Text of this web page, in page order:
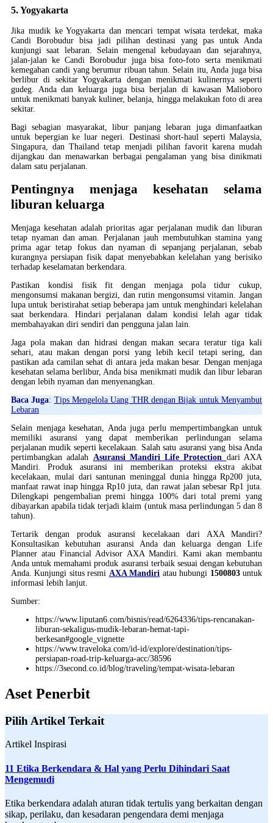
5. Yogyakarta
Jika mudik ke Yogyakarta dan mencari tempat wisata terdekat, maka
Candi Borobudur bisa jadi pilihan destinasi yang pas untuk Anda
kunjungi saat lebaran. Selain mengenal kebudayaan dan sejarahnya,
jalan-jalan ke Candi Borobudur juga bisa foto-foto serta menikmati
kemegahan candi yang berumur ribuan tahun. Selain itu, Anda juga bisa
berlibur di sekitar Yogyakarta dengan menikmati kulinernya seperti
gudeg. Anda dan keluarga juga bisa berjalan di kawasan Malioboro
untuk menikmati banyak kuliner, belanja, hingga melakukan foto di area
sekitar.
Bagi sebagian masyarakat, libur panjang lebaran juga dimanfaatkan
untuk bepergian ke luar negeri. Destinasi short-haul seperti Malaysia,
Singapura, dan Thailand tetap menjadi pilihan favorit karena mudah
dijangkau dan menawarkan berbagai pengalaman yang bisa dinikmati
dalam satu perjalanan.
Pentingnya menjaga kesehatan selama
liburan keluarga
Menjaga kesehatan adalah prioritas agar perjalanan mudik dan liburan
tetap nyaman dan aman. Perjalanan jauh membutuhkan stamina yang
prima agar tetap fokus dan nyaman di sepanjang perjalanan, sebab
kurangnya persiapan fisik dapat menyebabkan kelelahan yang berisiko
terhadap keselamatan berkendara.
Pastikan kondisi fisik fit dengan menjaga pola tidur cukup,
mengonsumsi makanan bergizi, dan rutin mengonsumsi vitamin. Jangan
lupa untuk beristirahat setiap beberapa jam untuk menghindari kelelahan
saat berkendara. Hindari perjalanan dalam kondisi lelah agar tidak
membahayakan diri sendiri dan pengguna jalan lain.
Jaga pola makan dan hidrasi dengan makan secara teratur tiga kali
sehari, atau makan dengan porsi yang lebih kecil tetapi sering, dan
pastikan ada camilan sehat di antara jeda makan besar. Dengan menjaga
kesehatan selama berlibur, Anda bisa menikmati mudik dan libur lebaran
dengan lebih nyaman dan menyenangkan.
Baca Juga: Tips Mengelola Uang THR dengan Bijak untuk Menyambut
Lebaran
Selain menjaga kesehatan, Anda juga perlu mempertimbangkan untuk
memiliki asuransi yang dapat memberikan perlindungan selama
perjalanan mudik seperti kecelakaan. Salah satu asuransi yang bisa Anda
pertimbangkan adalah Asuransi Mandiri Life Protection dari AXA
Mandiri. Produk asuransi ini memberikan proteksi ekstra akibat
kecelakaan, mulai dari santunan meninggal dunia hingga Rp200 juta,
manfaat rawat inap hingga Rp10 juta, dan rawat jalan sebesar Rp1 juta.
Dilengkapi pengembalian premi hingga 100% dari total premi yang
dibayarkan apabila tidak terjadi klaim (untuk masa perlindungan 5 dan 8
tahun).
Tertarik dengan produk asuransi kecelakaan dari AXA Mandiri?
Konsultasikan kebutuhan asuransi Anda dan keluarga dengan Life
Planner atau Financial Advisor AXA Mandiri. Kami akan membantu
Anda untuk memahami produk asuransi terbaik sesuai dengan kebutuhan
Anda. Kunjungi situs resmi AXA Mandiri atau hubungi 1500803untuk
informasi lebih lanjut.
Sumber:
https://www.liputan6.com/bisnis/read/6264336/tips-rencanakan-
liburan-sekaligus-mudik-lebaran-hemat-tapi-
berkesan#google_vignette
https://www.traveloka.com/id-id/explore/destination/tips-
persiapan-road-trip-keluarga-acc/38596
https://3second.co.id/blog/traveling/tempat-wisata-lebaran
Aset Penerbit
Pilih Artikel Terkait
Artikel Inspirasi
11 Etika Berkendara & Hal yang Perlu Dihindari Saat
Mengemudi
Etika berkendara adalah aturan tidak tertulis yang berkaitan dengan
sikap, perilaku, dan kesadaran pengendara demi menjaga